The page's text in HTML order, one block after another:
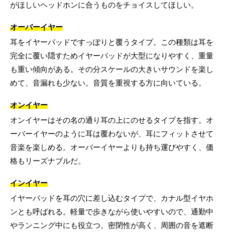
がほしいヘッドホンに合うものをチョイスしてほしい。
オーバーイヤー
耳をイヤーパッドですっぽりと覆うタイプ。この種類は耳を
完全に覆い隠すためイヤーパッドが大型になりやすく、重量
も重い傾向がある。その分スケールの大きいサウンドを楽し
めて、音漏れも少ない。音質を重視する方に向いている。
オンイヤー
オンイヤーはその名の通り耳の上にのせるタイプを指す。オ
ーバーイヤーのように耳は覆わないが、耳にフィットさせて
音楽を楽しめる。オーバーイヤーよりも持ち運びやすく、価
格もリーズナブルだ。
インイヤー
イヤーパッドを耳の穴に差し込むタイプで、カナル型イヤホ
ンとも呼ばれる。軽量で歩きながら使いやすいので、通勤中
やランニング中にも役立つ。密閉性が高く、周囲の音を遮断